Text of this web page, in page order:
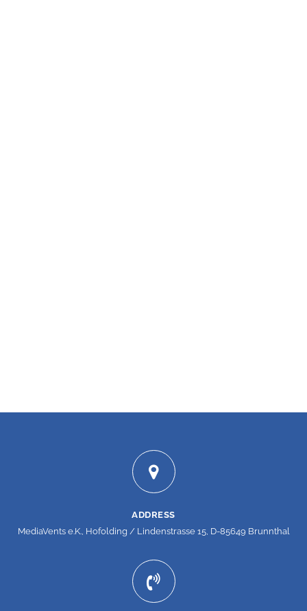
ADDRESS
MediaVents e.K., Hofolding / Lindenstrasse 15, D-85649 Brunnthal